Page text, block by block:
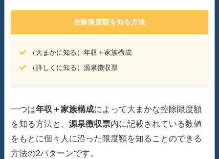
控除限度額を知る方法
（大まかに知る）年収＋家族構成
（詳しくに知る）源泉徴収票
一つは年収＋家族構成によって大まかな控除限度額
を知る方法と、源泉徴収票内に記載されている数値
をもとに個々人に沿った限度額を知ることのできる
方法の2パターンです。